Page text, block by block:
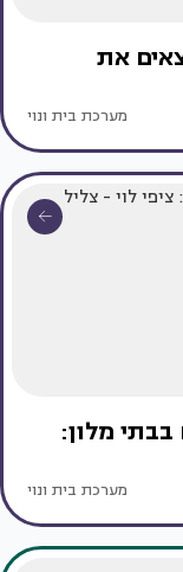
את
מערכת בית ונוי
בבתי מלון:
מערכת בית ונוי